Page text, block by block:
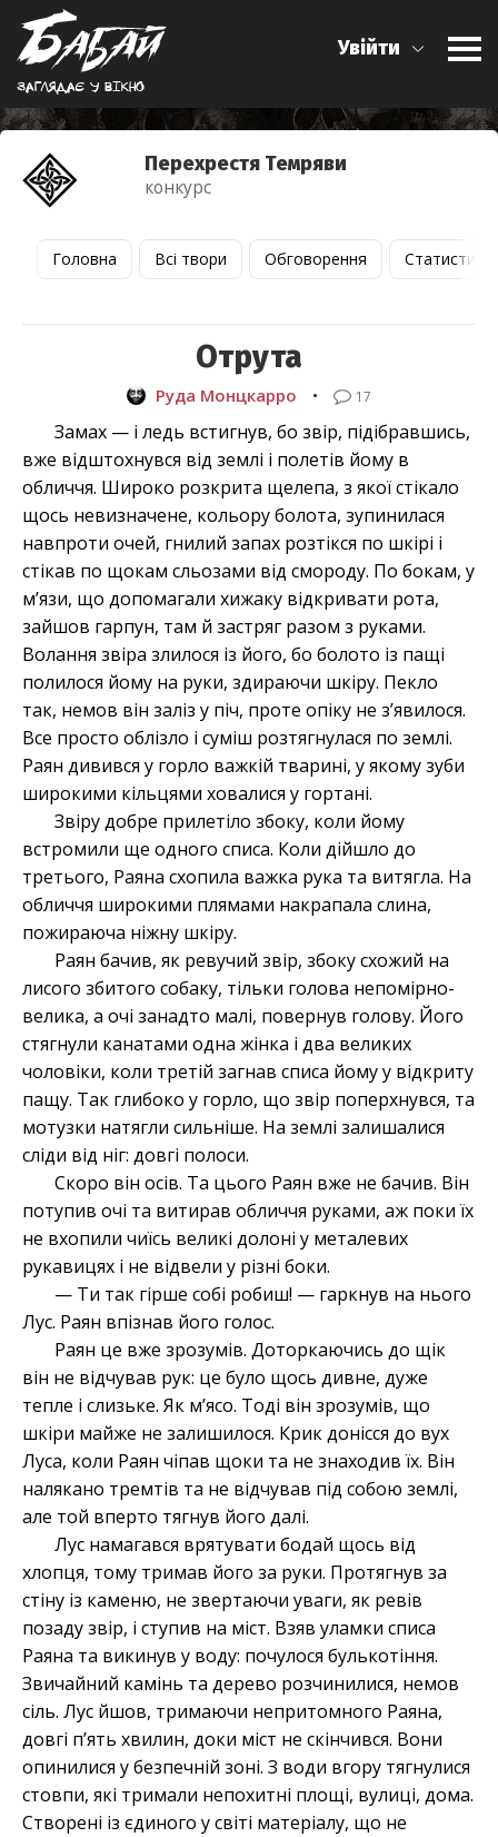
Заглядає у вiкно
Увійти
Перехрестя Темряви
конкурс
Головна Всі твори Обговорення Статистика
Отрута
Руда Монцкарро • 17
Замах — і ледь встигнув, бо звір, підібравшись,
вже відштохнувся від землі і полетів йому в
обличчя. Широко розкрита щелепа, з якої стікало
щось невизначене, кольору болота, зупинилася
навпроти очей, гнилий запах розтікся по шкірі і
стікав по щокам сльозами від смороду. По бокам, у
м’язи, що допомагали хижаку відкривати рота,
зайшов гарпун, там й застряг разом з руками.
Волання звіра злилося із його, бо болото із пащі
полилося йому на руки, здираючи шкіру. Пекло
так, немов він заліз у піч, проте опіку не з’явилося.
Все просто облізло і суміш розтягнулася по землі.
Раян дивився у горло важкій тварині, у якому зуби
широкими кільцями ховалися у гортані.
Звіру добре прилетіло збоку, коли йому
встромили ще одного списа. Коли дійшло до
третього, Раяна схопила важка рука та витягла. На
обличчя широкими плямами накрапала слина,
пожираюча ніжну шкіру.
Раян бачив, як ревучий звір, збоку схожий на
лисого збитого собаку, тільки голова непомірно-
велика, а очі занадто малі, повернув голову. Його
стягнули канатами одна жінка і два великих
чоловіки, коли третій загнав списа йому у відкриту
пащу. Так глибоко у горло, що звір поперхнувся, та
мотузки натягли сильніше. На землі залишалися
сліди від ніг: довгі полоси.
Скоро він осів. Та цього Раян вже не бачив. Він
потупив очі та витирав обличчя руками, аж поки їх
не вхопили чиїсь великі долоні у металевих
рукавицях і не відвели у різні боки.
— Ти так гірше собі робиш! — гаркнув на нього
Лус. Раян впізнав його голос.
Раян це вже зрозумів. Доторкаючись до щік
він не відчував рук: це було щось дивне, дуже
тепле і слизьке. Як мʼясо. Тоді він зрозумів, що
шкіри майже не залишилося. Крик донісся до вух
Луса, коли Раян чіпав щоки та не знаходив їх. Він
налякано тремтів та не відчував під собою землі,
але той вперто тягнув його далі.
Лус намагався врятувати бодай щось від
хлопця, тому тримав його за руки. Протягнув за
стіну із каменю, не звертаючи уваги, як ревів
позаду звір, і ступив на міст. Взяв уламки списа
Раяна та викинув у воду: почулося булькотіння.
Звичайний камінь та дерево розчинилися, немов
сіль. Лус йшов, тримаючи непритомного Раяна,
довгі п’ять хвилин, доки міст не скінчився. Вони
опинилися у безпечній зоні. З води вгору тягнулися
стовпи, які тримали непохитні площі, вулиці, дома.
Створені із єдиного у світі матеріалу, що не